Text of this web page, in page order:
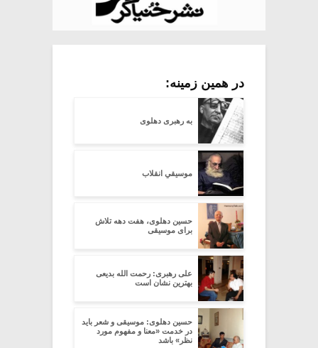
در همین زمینه:
به رهبری دهلوی
موسیقیِ انقلاب
حسین دهلوی، هفت دهه تلاش
برای موسیقی
علی رهبری: رحمت الله بدیعی
بهترین نشان است
حسین دهلوی: موسیقی و شعر باید
در خدمت «معنا و مفهوم مورد
نظر» باشد